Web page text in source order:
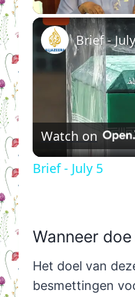
Brief -
Watch on
Brief - July 5
Wanneer
Het doel van
besmettingen